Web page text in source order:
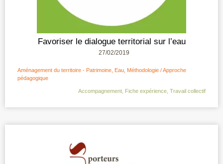
Favoriser le dialogue territorial sur l’eau
27/02/2019
Aménagement du territoire - Patrimoine Eau Méthodologie / Approche
pédagogique
Accompagnement Fiche expérience Travail collectif